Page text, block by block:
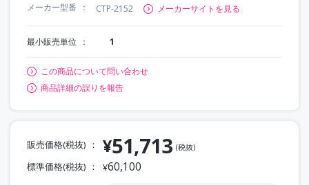
メーカー型番
CTP-2152 メーカーサイトを見る
最小販売単位 1
この商品について問い合わせ
商品詳細の誤りを報告
販売価格(税抜) ¥51,713 (税抜)
標準価格(税抜) ¥60,100